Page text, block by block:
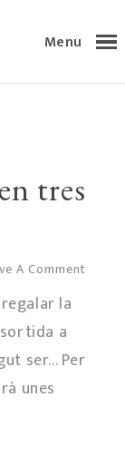
Menu
tres
A Comment
la
a
ser... Per
unes